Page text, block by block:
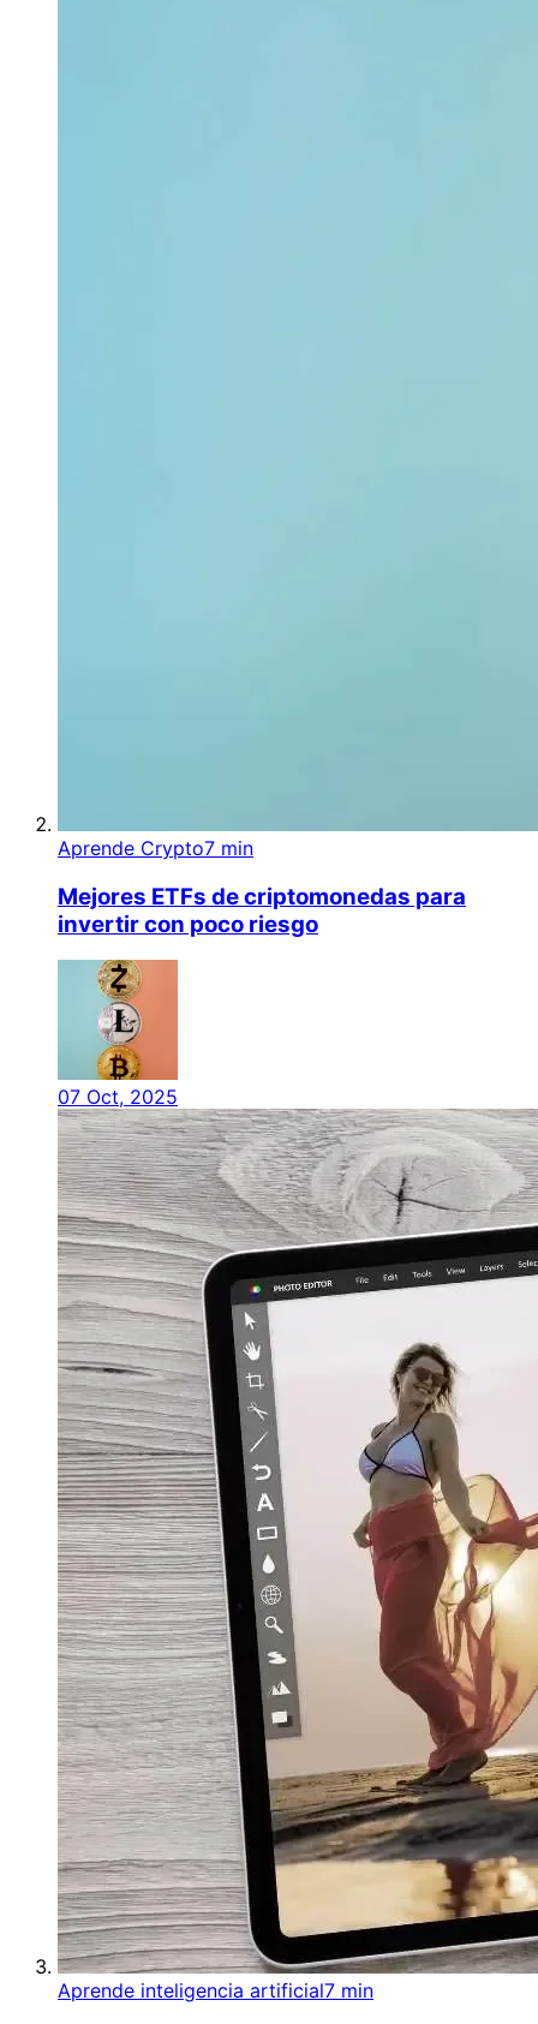
Aprende Crypto7 min
Mejores ETFs de criptomonedas para
invertir con poco riesgo
07 Oct, 2025
Aprende inteligencia artificial7 min